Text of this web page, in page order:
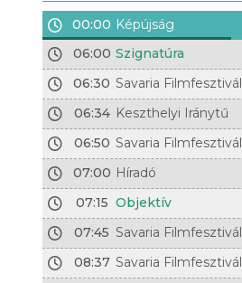
00:00 Képújság
06:00 Szignatúra
06:30 Savaria Filmfesztivál
06:34 Keszthelyi Iránytű
06:50 Savaria Filmfesztivál
07:00 Híradó
07:15 Objektív
07:45 Savaria Filmfesztivál
08:37 Savaria Filmfesztivál